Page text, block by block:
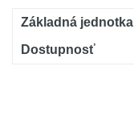
Základná jednotka
Dostupnosť